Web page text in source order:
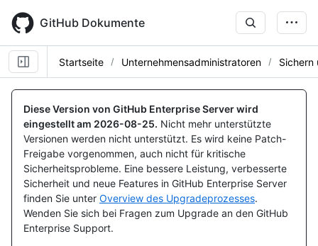
main
content
GitHub Dokumente
Startseite Unternehmensadministratoren Sichern
Diese Version von GitHub Enterprise Server wird
eingestellt am 2026-08-25. Nicht mehr unterstützte
Versionen werden nicht unterstützt. Es wird keine Patch-
Freigabe vorgenommen, auch nicht für kritische
Sicherheitsprobleme. Eine bessere Leistung, verbesserte
Sicherheit und neue Features in GitHub Enterprise Server
finden Sie unter Overview des Upgradeprozesses.
Wenden Sie sich bei Fragen zum Upgrade an den GitHub
Enterprise Support.